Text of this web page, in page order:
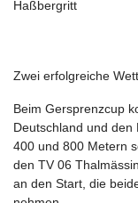
Zwei erfolgreiche
Beim Gersprenzcup
Deutschland und
400 und 800 Metern
den TV 06
an den Start, die